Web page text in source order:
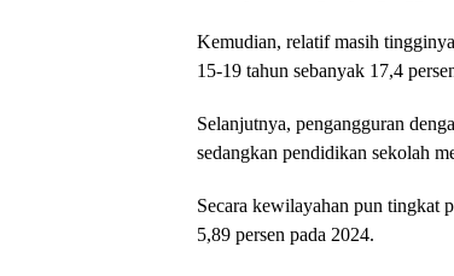
Kemudian, relatif masih
15-19 tahun sebanyak 17,4
Selanjutnya, pengangguran
sedangkan pendidikan sekolah
Secara kewilayahan pun tingkat
5,89 persen pada 2024.